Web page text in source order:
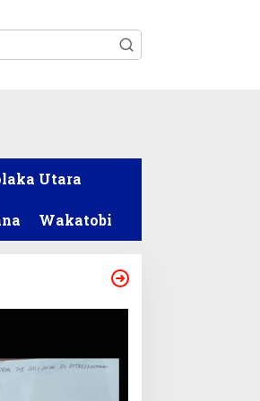
Utara
Wakatobi